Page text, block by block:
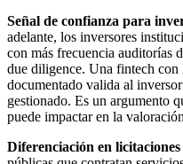
Señal de confianza para
adelante, los inversores
con más frecuencia auditorías
due diligence. Una fintech
documentado valida al
gestionado. Es un argumento
puede impactar en la
Diferenciación en